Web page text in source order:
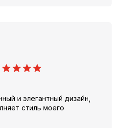
и элегантный дизайн,
стиль моего